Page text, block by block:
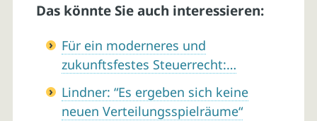
Das könnte Sie auch interessieren:
Für ein moderneres und
zukunftsfestes Steuerrecht:…
Lindner: “Es ergeben sich keine
neuen Verteilungsspielräume“